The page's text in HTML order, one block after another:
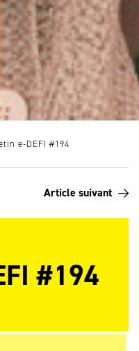
e-DEFI #194
Article suivant
#194